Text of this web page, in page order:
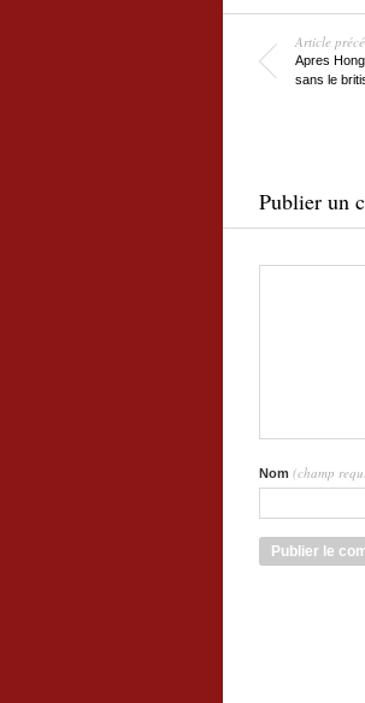
Article
Apres
sans le
Publier un
Nom (champ